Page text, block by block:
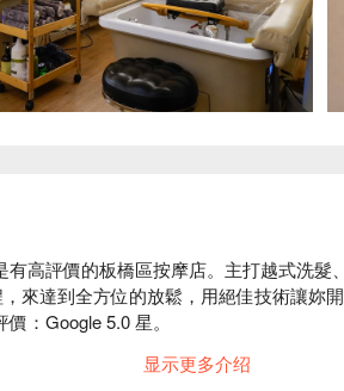
有高評價的板橋區按摩店。主打越式洗髮
來達到全方位的放鬆，用絕佳技術讓妳
：Google 5.0 星。
全身的輕盈和放鬆！ 显示更多介绍